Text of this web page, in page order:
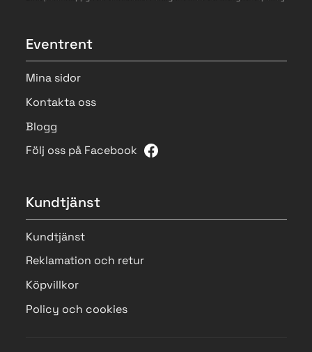
Eventrent
Mina sidor
Kontakta oss
Blogg
Följ oss på Facebook
Kundtjänst
Kundtjänst
Reklamation och retur
Köpvillkor
Policy och cookies